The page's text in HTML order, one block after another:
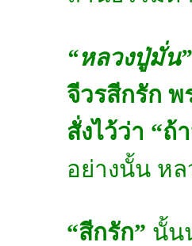
“หลวงปู่มั่น”
จีวรสีกรัก พ
สั่งไว้ว่า “ถ้
อย่างนั้น หล
“สีกรัก” นั้น